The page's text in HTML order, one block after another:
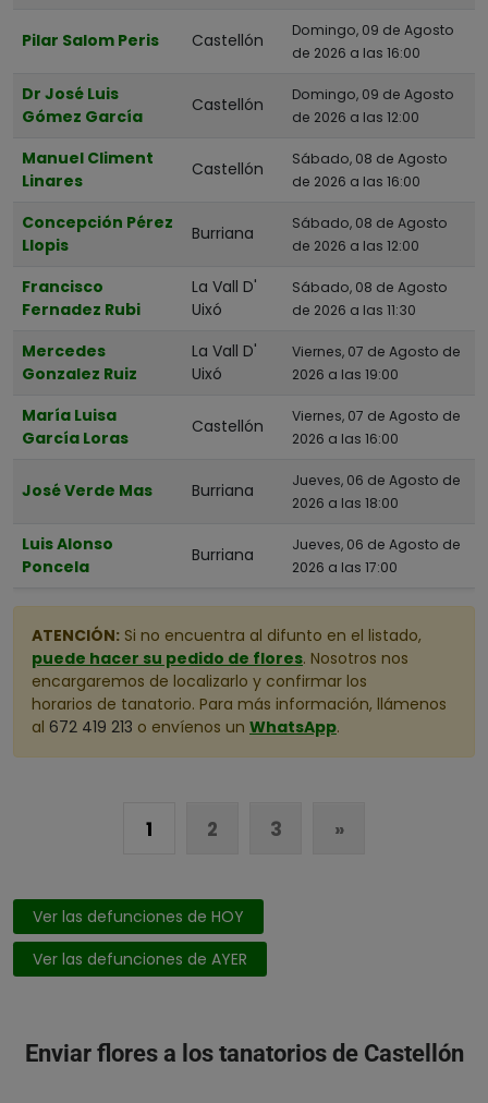
Pilar Salom Peris Castellón
Domingo, 09 de Agosto
de 2026 a las 16:00
Dr José Luis
Gómez García
Castellón
Domingo, 09 de Agosto
de 2026 a las 12:00
Manuel Climent
Linares
Castellón
Sábado, 08 de Agosto
de 2026 a las 16:00
Concepción Pérez
Llopis
Burriana
Sábado, 08 de Agosto
de 2026 a las 12:00
Francisco
Fernadez Rubi
La Vall D'
Uixó
Sábado, 08 de Agosto
de 2026 a las 11:30
Mercedes
Gonzalez Ruiz
La Vall D'
Uixó
Viernes, 07 de Agosto de
2026 a las 19:00
María Luisa
García Loras
Castellón
Viernes, 07 de Agosto de
2026 a las 16:00
José Verde Mas Burriana
Jueves, 06 de Agosto de
2026 a las 18:00
Luis Alonso
Poncela
Burriana
Jueves, 06 de Agosto de
2026 a las 17:00
ATENCIÓN: Si no encuentra al difunto en el listado,
puede hacer su pedido de flores. Nosotros nos
encargaremos de localizarlo y confirmar los
horarios de tanatorio. Para más información, llámenos
al 672 419 213 o envíenos un WhatsApp.
1 2 3 »
Ver las defunciones de HOY
Ver las defunciones de AYER
Enviar flores a los tanatorios de Castellón